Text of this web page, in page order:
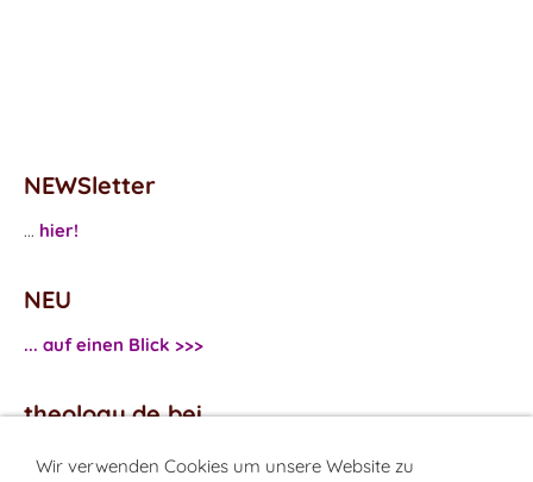
NEWSletter
... hier!
NEU
... auf einen Blick >>>
theology.de bei
...Facebook
Wir verwenden Cookies um unsere Website zu